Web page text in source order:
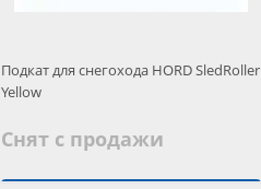
Подкат для снегохода HORD SledRoller
Yellow
Снят с продажи